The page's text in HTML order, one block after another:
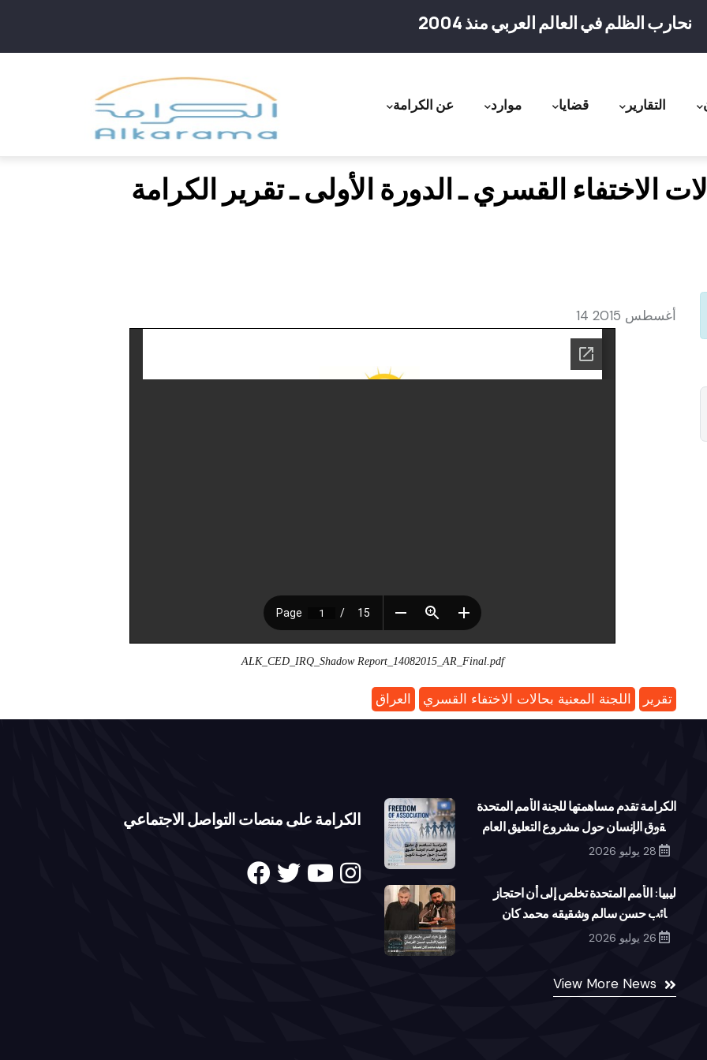
نحارب الظلم في العالم العربي منذ 2004
navigation
التقارير قضايا موارد عن الكرامة
الاختفاء القسري ـ الدورة الأولى ـ تقرير الكرامة
14 أغسطس 2015
ALK_CED_IRQ_Shadow Report_14082015_AR_Final.pdf
العراق اللجنة المعنية بحالات الاختفاء القسري تقرير
الكرامة على منصات التواصل الاجتماعي
الكرامة تقدم مساهمتها للجنة الأمم المتحدة
لحقوق الإنسان حول مشروع التعليق العام
بشأن حرية تكوين الجمعيات
28 يوليو 2026
ليبيا: الأمم المتحدة تخلص إلى أن احتجاز
النائب حسن سالم وشقيقه محمد كان
تعسفياً
26 يوليو 2026
View More News